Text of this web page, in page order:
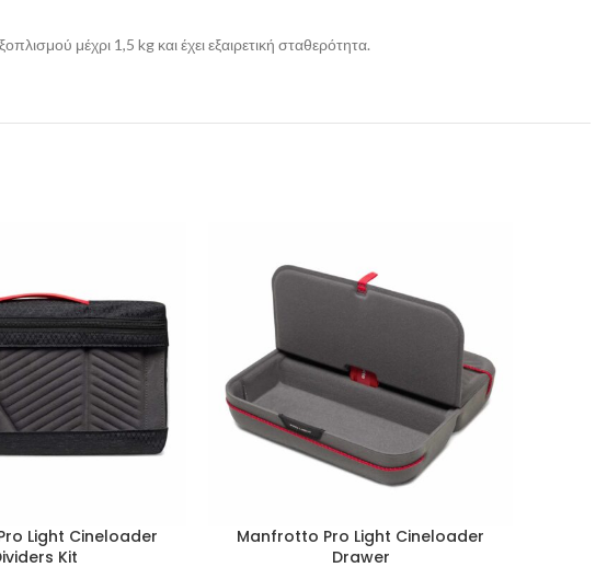
μέχρι 1,5 kg και έχει εξαιρετική σταθερότητα.
Light Cineloader
Kit
Manfrotto Pro Light Cineloader
Drawer